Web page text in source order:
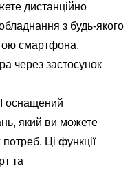
дистанційно
з будь-якого
смартфона,
через застосунок
оснащений
який ви можете
Ці функції
та